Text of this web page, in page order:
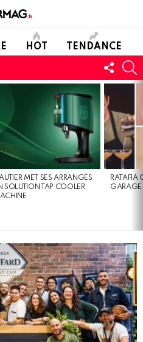
HOT TENDANCE
NOUS
MET SES ARRANGÉS
SOLUTION TAP COOLER
RATAFIA
GARAGE